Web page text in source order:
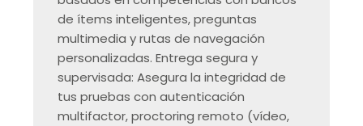
de ítems inteligentes, preguntas
multimedia y rutas de navegación
personalizadas. Entrega segura y
supervisada: Asegura la integridad de
tus pruebas con autenticación
multifactor, proctoring remoto (vídeo,